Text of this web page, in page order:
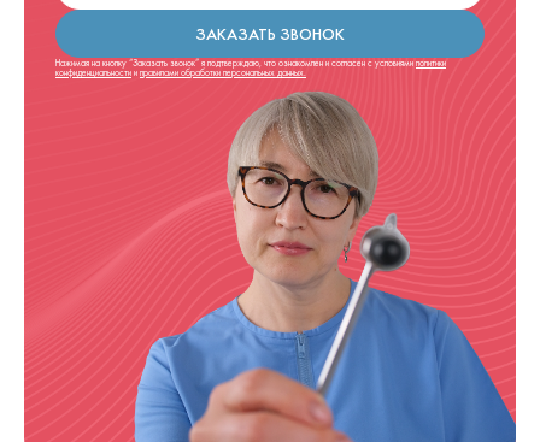
ЗАКАЗАТЬ ЗВОНОК
Нажимая на кнопку “Заказать звонок” я подтверждаю, что ознакомлен и согласен с условиями политики
конфиденциальности и правилами обработки персональных данных.